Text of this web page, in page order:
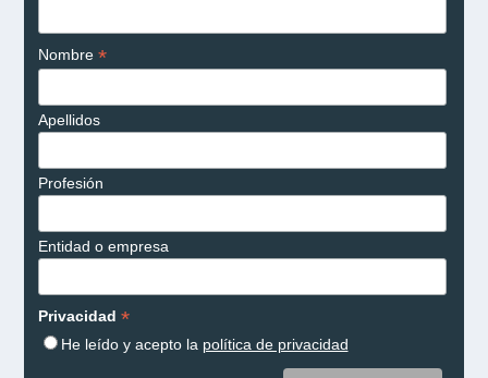
Nombre *
Apellidos
Profesión
Entidad o empresa
Privacidad *
He leído y acepto la política de privacidad